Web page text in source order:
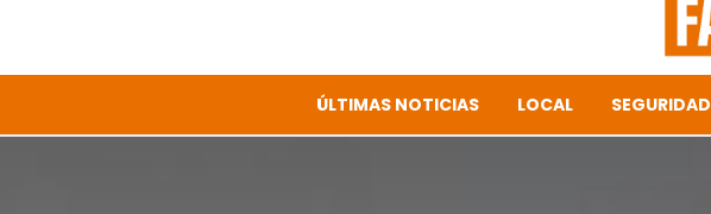
ÚLTIMAS NOTICIAS LOCAL SEGURIDAD